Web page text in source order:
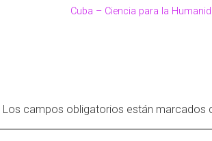
Cuba – Ciencia para la
Los campos obligatorios están marcados